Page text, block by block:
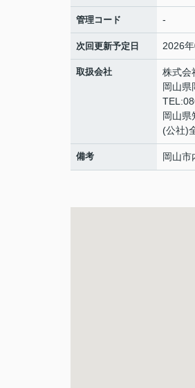
管理コード -
次回更新予定日 2026
取扱会社
株式会
岡山県
岡山
(公社)
備考 岡山市